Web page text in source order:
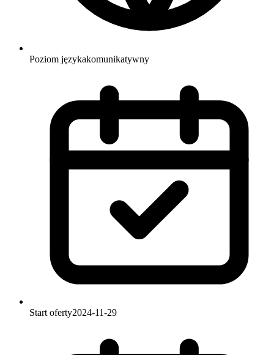
Poziom językakomunikatywny
Start oferty2024-11-29